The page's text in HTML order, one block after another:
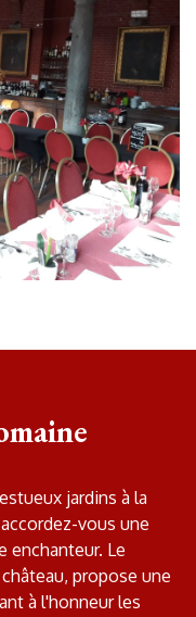
jardins à la
vous une
enchanteur. Le
propose une
à l'honneur les